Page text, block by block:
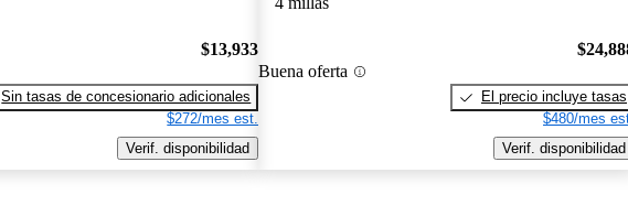
$13,933
Sin tasas de concesionario adicionales
$272/mes est.
Verif. disponibilidad
Buena oferta
El precio incluye tasas
$480/mes
Verif. disponibilidad